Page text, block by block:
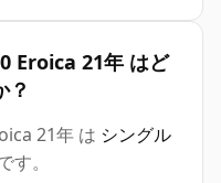
Eroica 21年 はど
？
21年 は シングル
す。